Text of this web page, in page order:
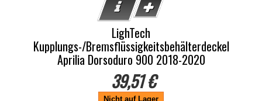
LighTech
Kupplungs-/Bremsflüssigkeitsbehälterdeckel
Aprilia Dorsoduro 900 2018-2020
39,51 €
Nicht auf Lager